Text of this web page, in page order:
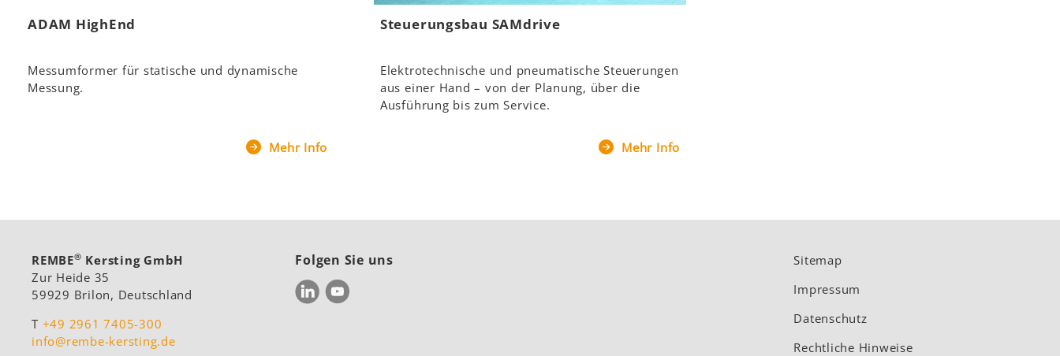
ADAM HighEnd
Messumformer für statische und dynamische
Messung.
Mehr Info
Steuerungsbau SAMdrive
Elektrotechnische und pneumatische Steuerungen
aus einer Hand – von der Planung, über die
Ausführung bis zum Service.
Mehr Info
REMBE® Kersting GmbH
Zur Heide 35
59929 Brilon, Deutschland
T +49 2961 7405-300
info@rembe-kersting.de
Folgen Sie uns
LinkedInYouTube
Sitemap
Impressum
Datenschutz
Rechtliche Hinweise